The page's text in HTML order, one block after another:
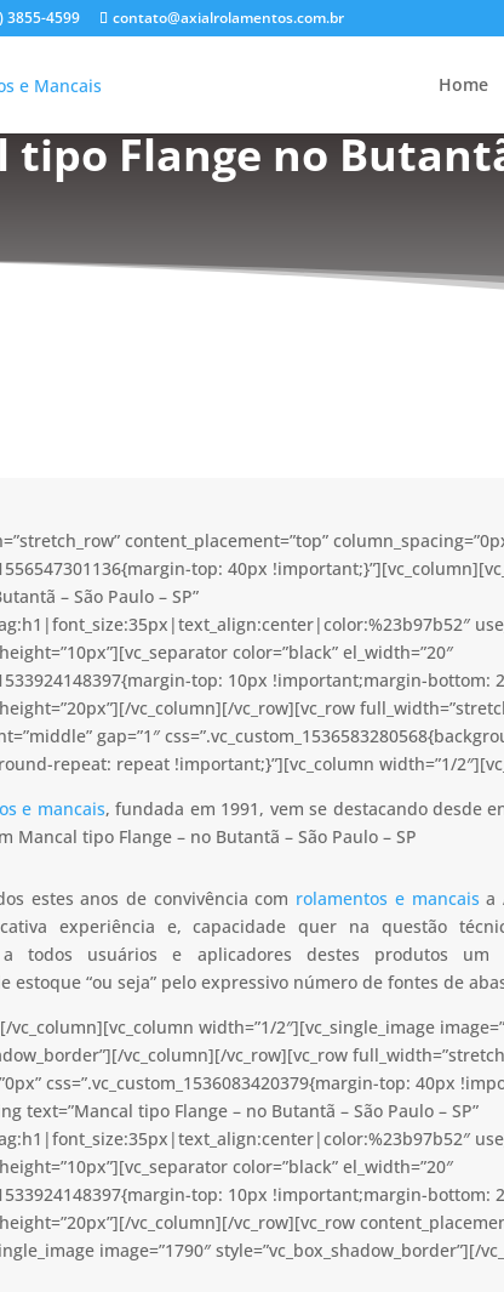
3855-4599 contato@axialrolamentos.com.br
Home
tipo Flange no
content_placement=”top”
top: 40px
– São Paulo – SP”
color=”black” el_width=”20″
top: 10px !important;margin-bottom:
vc_column][/vc_row][vc_row
gap=”1″
repeat: repeat !important;}”][vc_column width=”1/
e mancais, fundada em 1991, vem se destacando desde
Mancal tipo Flange – no Butantã – São Paulo – SP
estes anos de convivência com rolamentos e mancais a
experiência e, capacidade quer na questão
a todos usuários e aplicadores destes produtos um
estoque “ou seja” pelo expressivo número de fontes de
width=”1/2″][vc_single_image
vc_column][/vc_row][vc_row
css=”.vc_custom_1536083420379{margin-top: 40px
text=”Mancal tipo Flange – no Butantã – São Paulo – SP”
color=”black” el_width=”20″
top: 10px !important;margin-bottom:
vc_column][/vc_row][vc_row
image=”1790″ style=”vc_box_shadow_border”][/